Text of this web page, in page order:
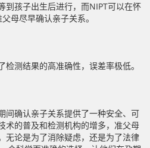
孩子出生后进行，而NIPT可以在怀
母尽早确认亲子关系。
测结果的高准确性，误差率极低。
确认亲子关系提供了一种安全、可
术的普及和检测机构的增多，准父母
无论是为了消除疑虑，还是为了法律